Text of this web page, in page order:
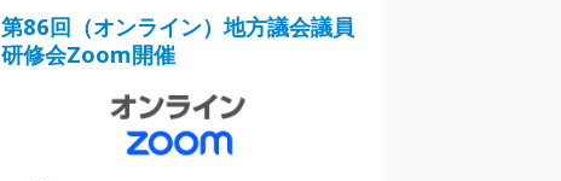
第86回（オンライン）地方議会議員
研修会Zoom開催